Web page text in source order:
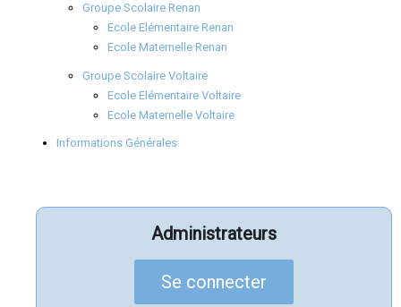
Groupe Scolaire Renan
Ecole Elémentaire Renan
Ecole Maternelle Renan
Groupe Scolaire Voltaire
Ecole Elémentaire Voltaire
Ecole Maternelle Voltaire
Informations Générales
Administrateurs
Se connecter